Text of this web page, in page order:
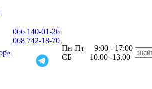
066 140-01-26
068 742-18-70
Пн-Пт 9:00 - 17:00
СБ 10.00 -13.00